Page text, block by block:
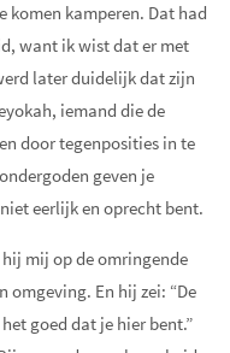
kamperen. Dat had
want ik wist dat er met
later duidelijk dat zijn
iemand die de
door tegenposities in te
geven je
eerlijk en oprecht bent.
mij op de omringende
omgeving. En hij zei: “De
goed dat je hier bent.”